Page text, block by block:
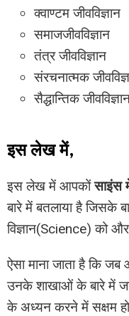
क्वाण्टम जीवविज्ञान
समाजजीवविज्ञान
तंत्र जीवविज्ञान
संरचनात्मक
सैद्धान्तिक
इस लेख में,
इस लेख में आपकोंसाइंस
बारे में बतलाया है जिसके
विज्ञान(Science) को
ऐसा माना जाता है कि
उनके शाखाओं के बारे में
के अध्यन करने में सक्षम